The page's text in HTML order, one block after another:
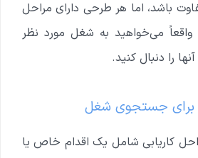
باشد، اما هر طرحی دارای مراحل
می‌خواهید به شغل مورد نظر
را دنبال کنید.
برای جستجوی شغل
کاریابی شامل یک اقدام خاص یا